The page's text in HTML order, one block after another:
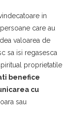
in
care au
valoarea de
sa isi regasesca
proprietatile
benefice
cu
sau